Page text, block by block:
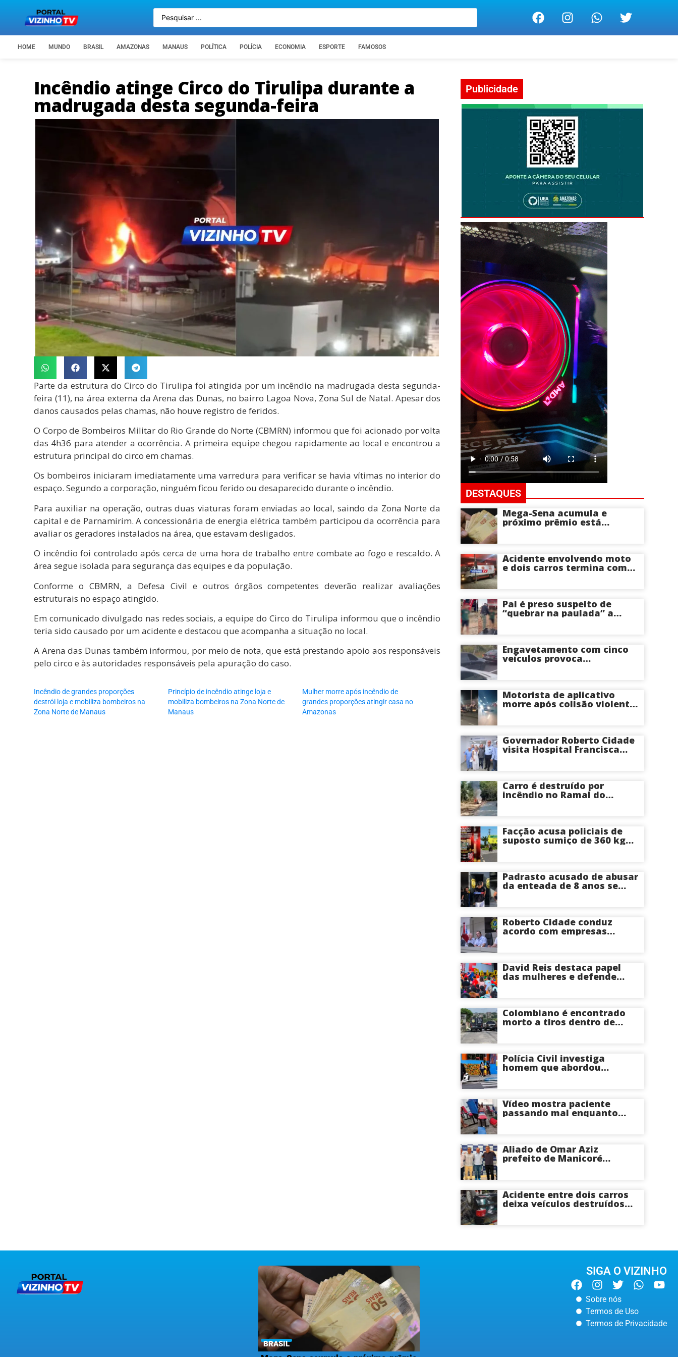
HOME MUNDO BRASIL AMAZONAS MANAUS POLÍTICA POLÍCIA ECONOMIA ESPORTE FAMOSOS
Incêndio atinge Circo do Tirulipa durante a
madrugada desta segunda-feira
Parte da estrutura doCirco do Tirulipa foi atingida por um incêndio na madrugada desta segunda-
feira (11), na área externa daArena das Dunas, no bairro Lagoa Nova, Zona Sul de Natal. Apesar dos
danos causados pelas chamas, não houve registro de feridos.
O Corpo de Bombeiros Militar do Rio Grande do Norte (CBMRN) informou que foi acionado por volta
das 4h36 para atender a ocorrência. A primeira equipe chegou rapidamente ao local e encontrou a
estrutura principal do circo em chamas.
Os bombeiros iniciaram imediatamente uma varredura para verificar se havia vítimas no interior do
espaço. Segundo a corporação, ninguém ficou ferido ou desaparecido durante o incêndio.
Para auxiliar na operação, outras duas viaturas foram enviadas ao local, saindo da Zona Norte da
capital e de Parnamirim. A concessionária de energia elétrica também participou da ocorrência para
avaliar os geradores instalados na área, que estavam desligados.
O incêndio foi controlado após cerca de uma hora de trabalho entre combate ao fogo e rescaldo. A
área segue isolada para segurança das equipes e da população.
Conforme o CBMRN, a Defesa Civil e outros órgãos competentes deverão realizar avaliações
estruturais no espaço atingido.
Em comunicado divulgado nas redes sociais, a equipe do Circo do Tirulipa informou que o incêndio
teria sido causado por um acidente e destacou que acompanha a situação no local.
A Arena das Dunas também informou, por meio de nota, que está prestando apoio aos responsáveis
pelo circo e às autoridades responsáveis pela apuração do caso.
Incêndio de grandes proporções
destrói loja e mobiliza bombeiros na
Zona Norte de Manaus
Princípio de incêndio atinge loja e
mobiliza bombeiros na Zona Norte de
Manaus
Mulher morre após incêndio de
grandes proporções atingir casa no
Amazonas
Publicidade
DESTAQUES
Mega-Sena acumula e
próximo prêmio está
Acidente envolvendo moto
e dois carros termina com
Pai é preso suspeito de
“quebrar na paulada” a
corrigir e educar”; veja
vídeo
Engavetamento com cinco
veículos provoca
Motorista de aplicativo
morre após colisão violenta
Governador Roberto Cidade
visita Hospital Francisca
pediátricas
Carro é destruído por
incêndio no Ramal do
Facção acusa policiais de
suposto sumiço de 360 kg
Padrasto acusado de abusar
da enteada de 8 anos se
Roberto Cidade conduz
acordo com empresas
David Reis destaca papel
das mulheres e defende
Amazonas
Colombiano é encontrado
morto a tiros dentro de
Polícia Civil investiga
homem que abordou
Vídeo mostra paciente
passando mal enquanto
Aliado de Omar Aziz
prefeito de Manicoré
Acidente entre dois carros
deixa veículos destruídos
BRASIL
SIGA O VIZINHO
Sobre nós
Termos de Uso
Termos de Privacidade